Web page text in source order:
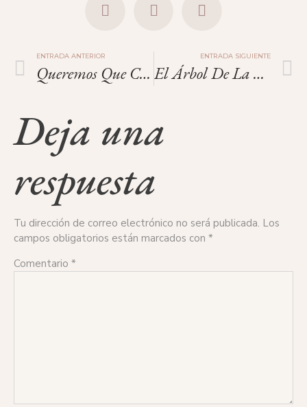
ENTRADA ANTERIOR
Queremos Que Celebres La Vida.
ENTRADA SIGUIENTE
El Árbol De La Vida
Deja una
respuesta
Tu dirección de correo electrónico no será publicada. Los
campos obligatorios están marcados con *
Comentario *